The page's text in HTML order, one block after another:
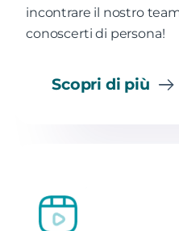
incontrare il nostro
conoscerti di persona!
Scopri di più